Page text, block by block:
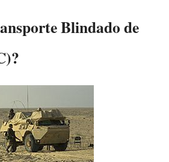
Blindado de